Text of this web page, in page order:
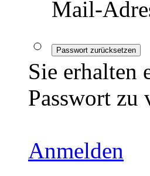
Mail-
Passwort zurücksetzen
Sie erhalten
Passwort zu
Anmelden